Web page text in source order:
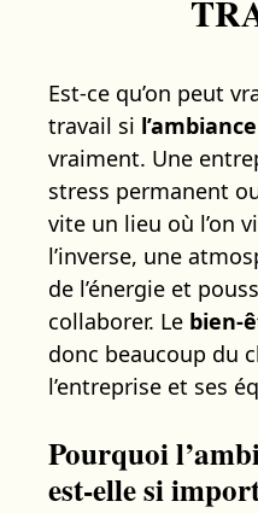
Est-ce qu’on peut
travail si l’ambiance
vraiment. Une
stress permanent
vite un lieu où l’on
l’inverse, une
de l’énergie et
collaborer. Le bien-
donc beaucoup du
l’entreprise et ses
Pourquoi
est-elle si